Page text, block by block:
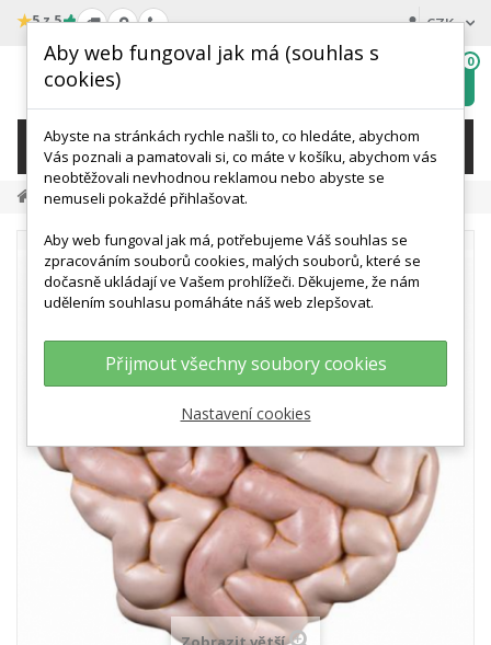
★5 z 5 CZK
wishlist
0
KATEGORIE
Doplňky Náhradní Balení Tenkého Střeva, 1 Díl
Aby web fungoval jak má (souhlas s
cookies)
Abyste na stránkách rychle našli to, co hledáte, abychom
Vás poznali a pamatovali si, co máte v košíku, abychom vás
neobtěžovali nevhodnou reklamou nebo abyste se
nemuseli pokaždé přihlašovat.
Aby web fungoval jak má, potřebujeme Váš souhlas se
zpracováním souborů cookies, malých souborů, které se
dočasně ukládají ve Vašem prohlížeči. Děkujeme, že nám
udělením souhlasu pomáháte náš web zlepšovat.
Přijmout všechny soubory cookies
Nastavení cookies